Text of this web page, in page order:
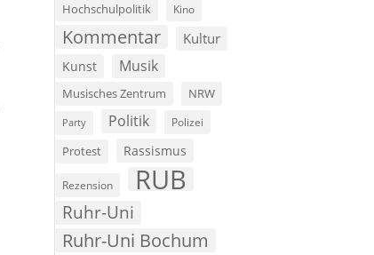
Hochschulpolitik Kino
Kommentar Kultur
Kunst Musik
Musisches Zentrum NRW
Party Politik Polizei
Protest Rassismus
Rezension RUB
Ruhr-Uni
Ruhr-Uni Bochum